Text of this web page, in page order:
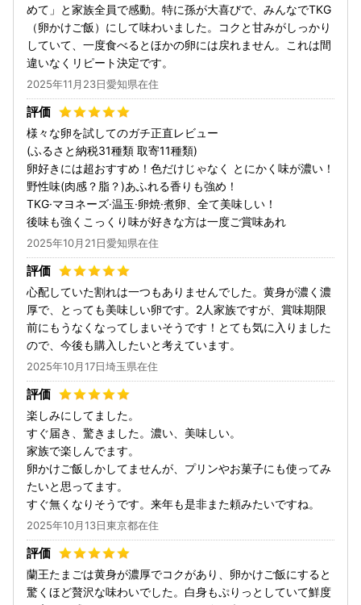
めて」と家族全員で感動。特に孫が大喜びで、みんなでTKG
（卵かけご飯）にして味わいました。コクと甘みがしっかり
していて、一度食べるとほかの卵には戻れません。これは間
違いなくリピート決定です。
2025年11月23日愛知県在住
様々な卵を試してのガチ正直レビュー
(ふるさと納税31種類 取寄11種類)
卵好きには超おすすめ！色だけじゃなく とにかく味が濃い！
野性味(肉感？脂？)あふれる香りも強め！
TKG·マヨネーズ·温玉·卵焼·煮卵、全て美味しい！
後味も強くこっくり味が好きな方は一度ご賞味あれ
2025年10月21日愛知県在住
心配していた割れは一つもありませんでした。黄身が濃く濃
厚で、とっても美味しい卵です。2人家族ですが、賞味期限
前にもうなくなってしまいそうです！とても気に入りました
ので、今後も購入したいと考えています。
2025年10月17日埼玉県在住
楽しみにしてました。
すぐ届き、驚きました。濃い、美味しい。
家族で楽しんでます。
卵かけご飯しかしてませんが、プリンやお菓子にも使ってみ
たいと思ってます。
すぐ無くなりそうです。来年も是非また頼みたいですね。
2025年10月13日東京都在住
蘭王たまごは黄身が濃厚でコクがあり、卵かけご飯にすると
驚くほど贅沢な味わいでした。白身もぷりっとしていて鮮度